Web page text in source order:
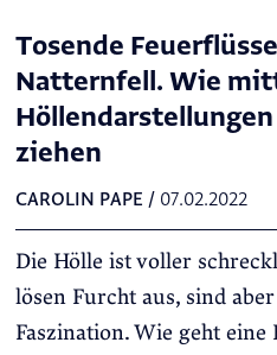
Tosende
Natternfell. Wie
ziehen
CAROLIN PAPE / 07.02.2022
Die Hölle ist voller
lösen Furcht aus, sind
Faszination. Wie geht